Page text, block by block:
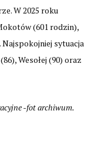
W 2025 roku
(601 rodzin),
Najspokojniej sytuacja
Wesołej (90) oraz
-fot archiwum.